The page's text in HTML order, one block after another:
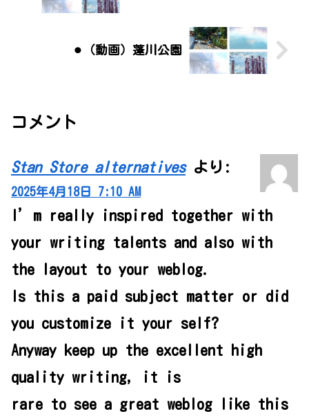
⚫︎（動画）蓬川公園
コメント
Stan Store alternatives より:
2025年4月18日 7:10 AM
I’m really inspired together with
your writing talents and also with
the layout to your weblog.
Is this a paid subject matter or did
you customize it your self?
Anyway keep up the excellent high
quality writing, it is
rare to see a great weblog like this